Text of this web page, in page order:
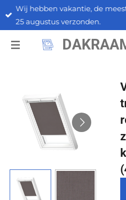
Ga
direct
de
Wij hebben vakantie, de
25 augustus verzonden.